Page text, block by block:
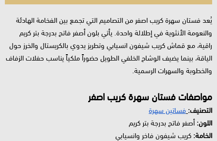
يُعد فستان سهرة كريب اصفر من التصاميم التي تجمع بين الفخامة الهادئة
والنعومة الأنثوية في إطلالة واحدة. يأتي بلون أصفر فاتح بدرجة بتر كريم
راقية، مع قماش كريب شيفون انسيابي وتطريز يدوي بالكريستال والخرز حول
الياقة، بينما يضيف الوشاح الخلفي الطويل حضوراً ملكياً يناسب حفلات الزفاف
والخطوبة والسهرات الرسمية.
مواصفات فستان سهرة كريب اصفر
التصنيف: فساتين سهرة
اللون:أصفر فاتح بدرجة بتر كريم
الخامة: كريب شيفون فاخر وانسيابي